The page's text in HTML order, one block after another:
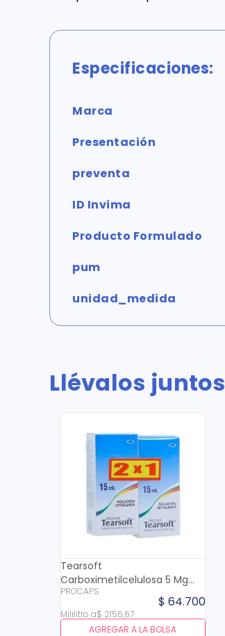
Especificaciones:
Marca
Presentación
preventa
ID Invima
Producto Formulado
pum
unidad_medida
Llévalos juntos
Tearsoft
Carboximetilcelulosa 5 Mg
Oftalmico X 15 Ml Pague 1
PROCAPS
$ 64.700
Mililitro a$ 2156,67
AGREGAR A LA BOLSA